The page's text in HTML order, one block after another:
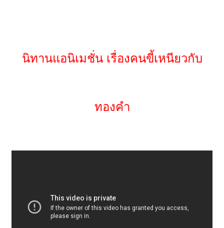
นิทานแอนิเมชั่น เรื่องคนขี้เหนียวกับ
ทองคำ